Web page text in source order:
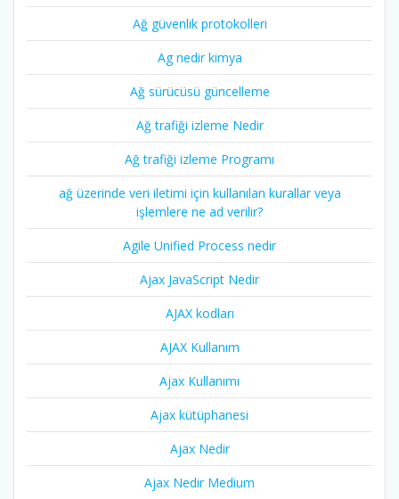
Ağ güvenlik protokolleri
Ag nedir kimya
Ağ sürücüsü güncelleme
Ağ trafiği izleme Nedir
Ağ trafiği izleme Programı
ağ üzerinde veri iletimi için kullanılan kurallar veya
işlemlere ne ad verilir?
Agile Unified Process nedir
Ajax JavaScript Nedir
AJAX kodları
AJAX Kullanım
Ajax Kullanımı
Ajax kütüphanesi
Ajax Nedir
Ajax Nedir Medium